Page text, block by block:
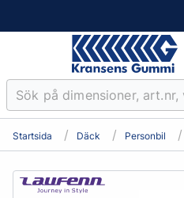
Startsida Däck Personbil